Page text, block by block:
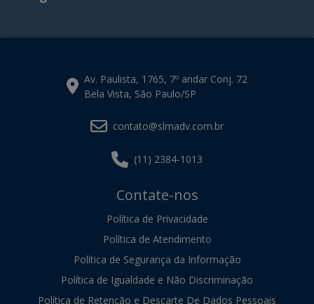
Av. Paulista, 1765, 7º andar Conj. 72
Bela Vista, São Paulo/SP
contato@slmadv.com.br
(11) 2384-1013
Contate-nos
Política de Privacidade
Política de Atendimento
Política de Segurança da Informação
Política de Igualdade e Não Discriminação
Política de Retenção e Descarte De Dados Pessoais